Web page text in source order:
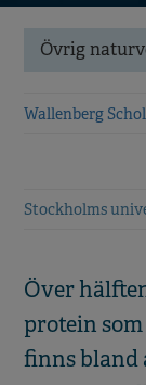
Övrig
Wallenberg
Stockholms
Över
protein
finns bland